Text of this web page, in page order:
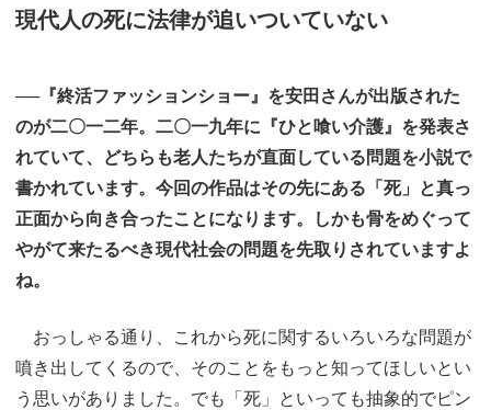
現代人の死に法律が追いついていない
──『終活ファッションショー』を安田さんが出版された
のが二〇一二年。二〇一九年に『ひと喰い介護』を発表さ
れていて、どちらも老人たちが直面している問題を小説で
書かれています。今回の作品はその先にある「死」と真っ
正面から向き合ったことになります。しかも骨をめぐって
やがて来たるべき現代社会の問題を先取りされていますよ
ね。
おっしゃる通り、これから死に関するいろいろな問題が
噴き出してくるので、そのことをもっと知ってほしいとい
う思いがありました。でも「死」といっても抽象的でピン